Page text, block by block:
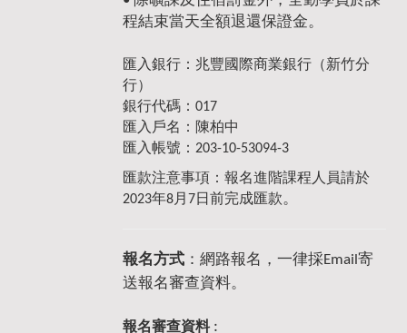
程結束當天全額退還保證金。
匯入銀行：兆豐國際商業銀行（新竹分
行）
銀行代碼：017
匯入戶名：陳柏中
匯入帳號：203-10-53094-3
匯款注意事項：報名進階課程人員請於
2023年8月7日前完成匯款。
報名方式 ：網路報名，一律採Email寄
送報名審查資料。
報名審查資料: